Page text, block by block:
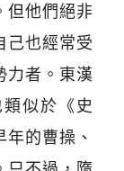
但他們絕非
己也經常受
力者。東漢
似於《史
的曹操、